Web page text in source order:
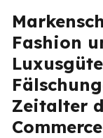
Fashion
Zeitalter